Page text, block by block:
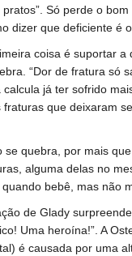
Só perde o
dizer que deficiente é
coisa é suportar
“Dor de fratura só
calcula já ter sofrido
fraturas que deixaram
se quebra, por mais
alguma delas no
bebê, mas não
de Glady
Uma heroína!”. A
é causada por uma